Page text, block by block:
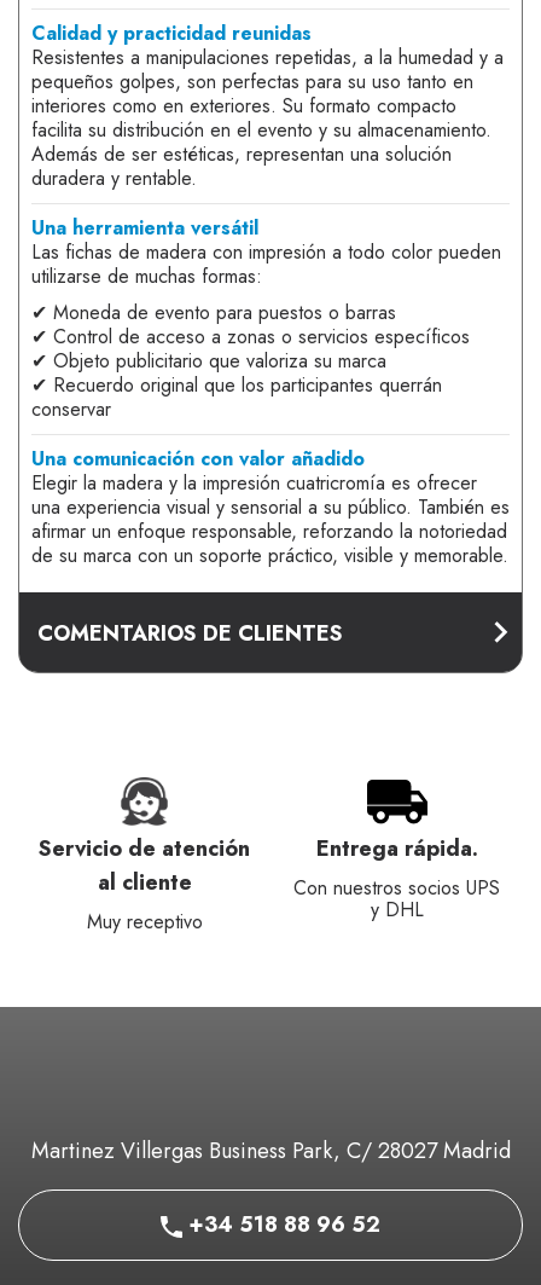
Calidad y practicidad reunidas
Resistentes a manipulaciones repetidas, a la humedad y a
pequeños golpes, son perfectas para su uso tanto en
interiores como en exteriores. Su formato compacto
facilita su distribución en el evento y su almacenamiento.
Además de ser estéticas, representan una solución
duradera y rentable.
Una herramienta versátil
Las fichas de madera con impresión a todo color pueden
utilizarse de muchas formas:
✔ Moneda de evento para puestos o barras
✔ Control de acceso a zonas o servicios específicos
✔ Objeto publicitario que valoriza su marca
✔ Recuerdo original que los participantes querrán
conservar
Una comunicación con valor añadido
Elegir la madera y la impresión cuatricromía es ofrecer
una experiencia visual y sensorial a su público. También es
afirmar un enfoque responsable, reforzando la notoriedad
de su marca con un soporte práctico, visible y memorable.
COMENTARIOS DE CLIENTES
Servicio de atención
al cliente
Muy receptivo
Entrega rápida.
Con nuestros socios UPS
y DHL
Martinez Villergas Business Park, C/ 28027 Madrid
+34 518 88 96 52